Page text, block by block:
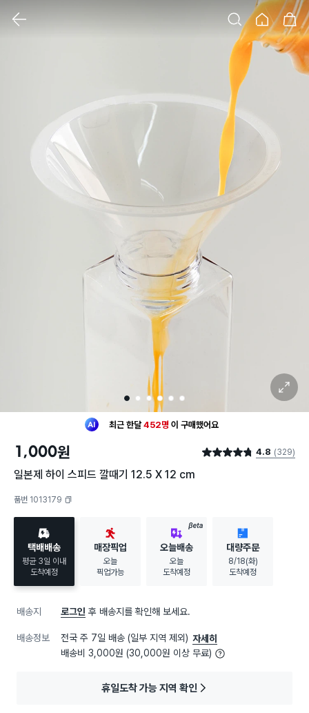
검색 홈 장바구니
1 2 3 4 5 6
확대 보기
최근 한달452명 이 구매했어요
구매했어요
1,000원 별점 4.8점 4.8 (329)
일본제 하이 스피드 깔때기 12.5 X 12 cm
품번 1013179
택배배송
평균 3일 이내
도착예정
매장픽업
오늘
픽업가능
BETA
오늘배송
오늘
도착예정
대량주문
8/18(화)
도착예정
배송지 로그인 후 배송지를 확인해 보세요.
배송정보 전국 주 7일 배송 (일부 지역 제외) 자세히
배송비 3,000원 (30,000원 이상 무료)
휴일도착 가능 지역 확인